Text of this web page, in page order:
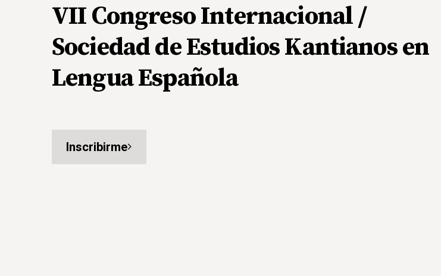
VII Congreso Internacional /
Sociedad de Estudios Kantianos en
Lengua Española
Inscribirme